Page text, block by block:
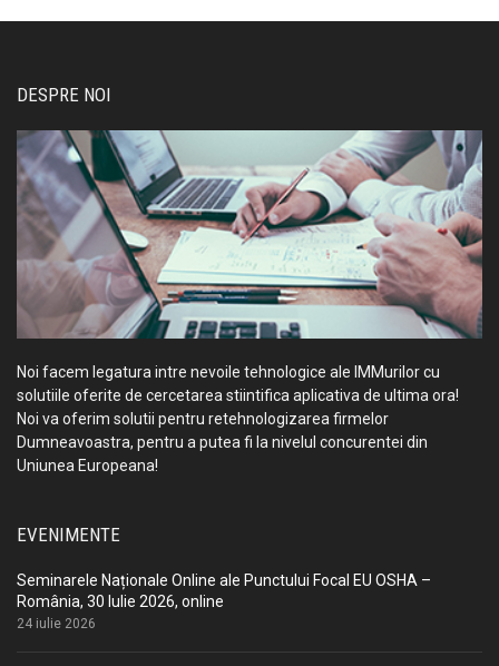
DESPRE NOI
Noi facem legatura intre nevoile tehnologice ale IMMurilor cu
solutiile oferite de cercetarea stiintifica aplicativa de ultima ora!
Noi va oferim solutii pentru retehnologizarea firmelor
Dumneavoastra, pentru a putea fi la nivelul concurentei din
Uniunea Europeana!
EVENIMENTE
Seminarele Naționale Online ale Punctului Focal EU OSHA –
România, 30 Iulie 2026, online
24 iulie 2026